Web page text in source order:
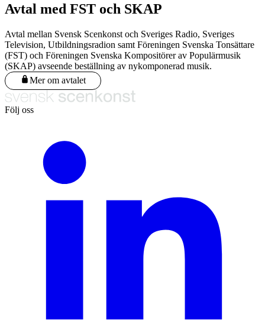
Avtal med FST och SKAP
Avtal mellan Svensk Scenkonst och Sveriges Radio, Sveriges
Television, Utbildningsradion samt Föreningen Svenska Tonsättare
(FST) och Föreningen Svenska Kompositörer av Populärmusik
(SKAP) avseende beställning av nykomponerad musik.
Mer om avtalet
Följ oss